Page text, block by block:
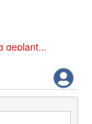
geplant...